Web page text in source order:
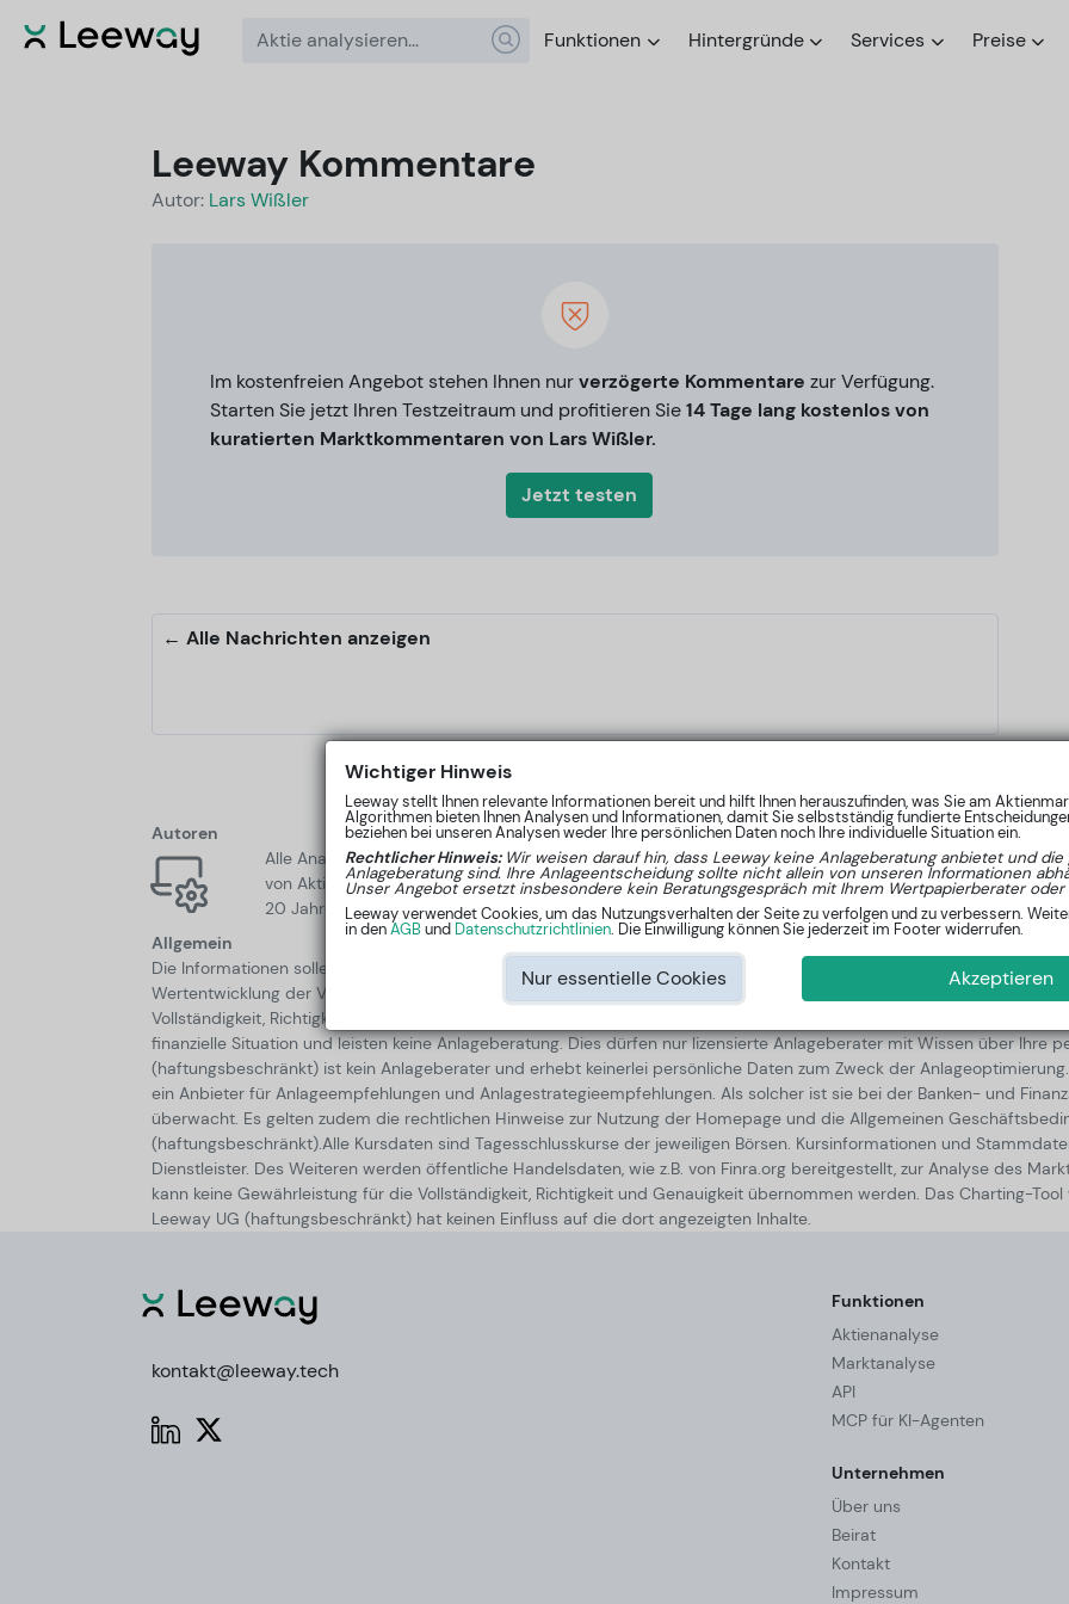
Funktionen Hintergründe Services Preise
Leeway Kommentare
Autor: Lars Wißler
Im kostenfreien Angebot stehen Ihnen nurverzögerte Kommentare zur Verfügung.
Starten Sie jetzt Ihren Testzeitraum und profitieren Sie14 Tage lang kostenlos von
kuratierten Marktkommentaren von Lars Wißler.
Jetzt testen
← Alle Nachrichten anzeigen
Autoren
Alle Analysen werden automatisch von unserem Analyseprogramm erstellt und basieren auf
von Aktienkursen aus den letzten 5 - 15 Jahren. Der Autor der Algorithmen ist Lars Wißler, Master der
20 Jahren privat in Aktien.
Allgemein
Die Informationen sollen Sie in Ihrer selbständigen Entscheidung bei der Umsetzung von Anlagestrategien
Wertentwicklung der Vergangenheit ist keine verlässliche Indikation für die zukünftige Wertentwicklung. Für die
Vollständigkeit, Richtigkeit und Genauigkeit übernommen werden. Die Informationen stellen keine konkreten
finanzielle Situation und leisten keine Anlageberatung. Dies dürfen nur lizensierte Anlageberater mit Wissen über Ihre
(haftungsbeschränkt) ist kein Anlageberater und erhebt keinerlei persönliche Daten zum Zweck der
ein Anbieter für Anlageempfehlungen und Anlagestrategieempfehlungen. Als solcher ist sie bei der Banken- und
überwacht. Es gelten zudem die rechtlichen Hinweise zur Nutzung der Homepage und die Allgemeinen
(haftungsbeschränkt).Alle Kursdaten sind Tagesschlusskurse der jeweiligen Börsen. Kursinformationen und
Dienstleister. Des Weiteren werden öffentliche Handelsdaten, wie z.B. von Finra.org bereitgestellt, zur Analyse des
kann keine Gewährleistung für die Vollständigkeit, Richtigkeit und Genauigkeit übernommen werden. Das Charting-
Leeway UG (haftungsbeschränkt) hat keinen Einfluss auf die dort angezeigten Inhalte.
kontakt@leeway.tech
Funktionen
Aktienanalyse
Marktanalyse
API
MCP für KI-Agenten
Unternehmen
Über uns
Beirat
Kontakt
Impressum
Wichtiger Hinweis
Leeway stellt Ihnen relevante Informationen bereit und hilft Ihnen herauszufinden, was Sie am
Algorithmen bieten Ihnen Analysen und Informationen, damit Sie selbstständig fundierte
beziehen bei unseren Analysen weder Ihre persönlichen Daten noch Ihre individuelle Situation ein.
Rechtlicher Hinweis: Wir weisen darauf hin, dass Leeway keine Anlageberatung anbietet und
Anlageberatung sind. Ihre Anlageentscheidung sollte nicht allein von unseren Informationen
Unser Angebot ersetzt insbesondere kein Beratungsgespräch mit Ihrem Wertpapierberater oder
Leeway verwendet Cookies, um das Nutzungsverhalten der Seite zu verfolgen und zu verbessern.
in denAGBund Datenschutzrichtlinien. Die Einwilligung können Sie jederzeit im Footer widerrufen.
Nur essentielle Cookies Akzeptieren